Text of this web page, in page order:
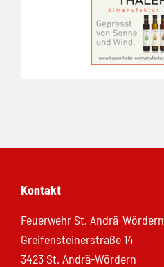
Kontakt
Feuerwehr St. Andrä-Wördern
Greifensteinerstraße 14
3423 St. Andrä-Wördern